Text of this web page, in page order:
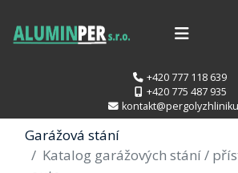
+420 777 118 639
+420 775 487 935
Garážová stání
Katalog garážových stání /